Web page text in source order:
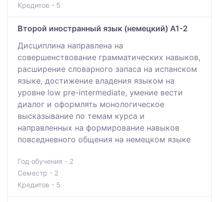
Кредитов - 5
Второй иностранный язык (немецкий) A1-2
Дисциплина направлена на
совершенствование грамматических навыков,
расширение словарного запаса на испанском
языке, достижение владения языком на
уровне low pre-intermediate, умение вести
диалог и оформлять монологическое
высказывание по темам курса и
направленных на формирование навыков
повседневного общения на немецком языке
Год обучения - 2
Семестр - 2
Кредитов - 5